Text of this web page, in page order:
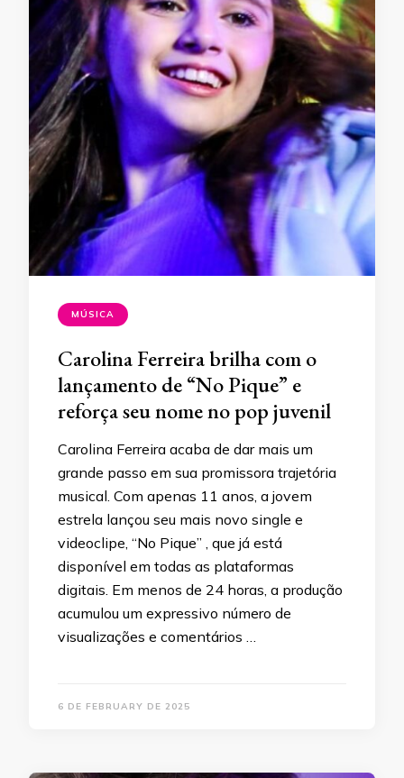
MÚSICA
Carolina Ferreira brilha com o
lançamento de “No Pique” e
reforça seu nome no pop juvenil
Carolina Ferreira acaba de dar mais um
grande passo em sua promissora trajetória
musical. Com apenas 11 anos, a jovem
estrela lançou seu mais novo single e
videoclipe, “No Pique” , que já está
disponível em todas as plataformas
digitais. Em menos de 24 horas, a produção
acumulou um expressivo número de
visualizações e comentários …
6 DE FEBRUARY DE 2025